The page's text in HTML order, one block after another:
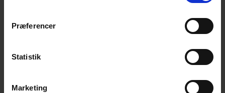
Præferencer
Statistik
Marketing